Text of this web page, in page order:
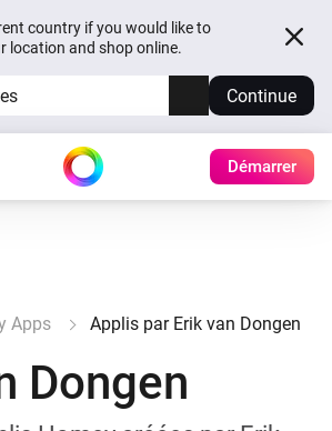
country if you would like to
location and shop online.
Continue
Démarrer
Apps Applis par Erik van Dongen
Dongen